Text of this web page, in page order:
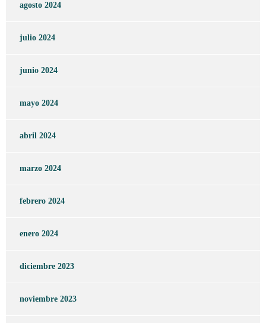
agosto 2024
julio 2024
junio 2024
mayo 2024
abril 2024
marzo 2024
febrero 2024
enero 2024
diciembre 2023
noviembre 2023